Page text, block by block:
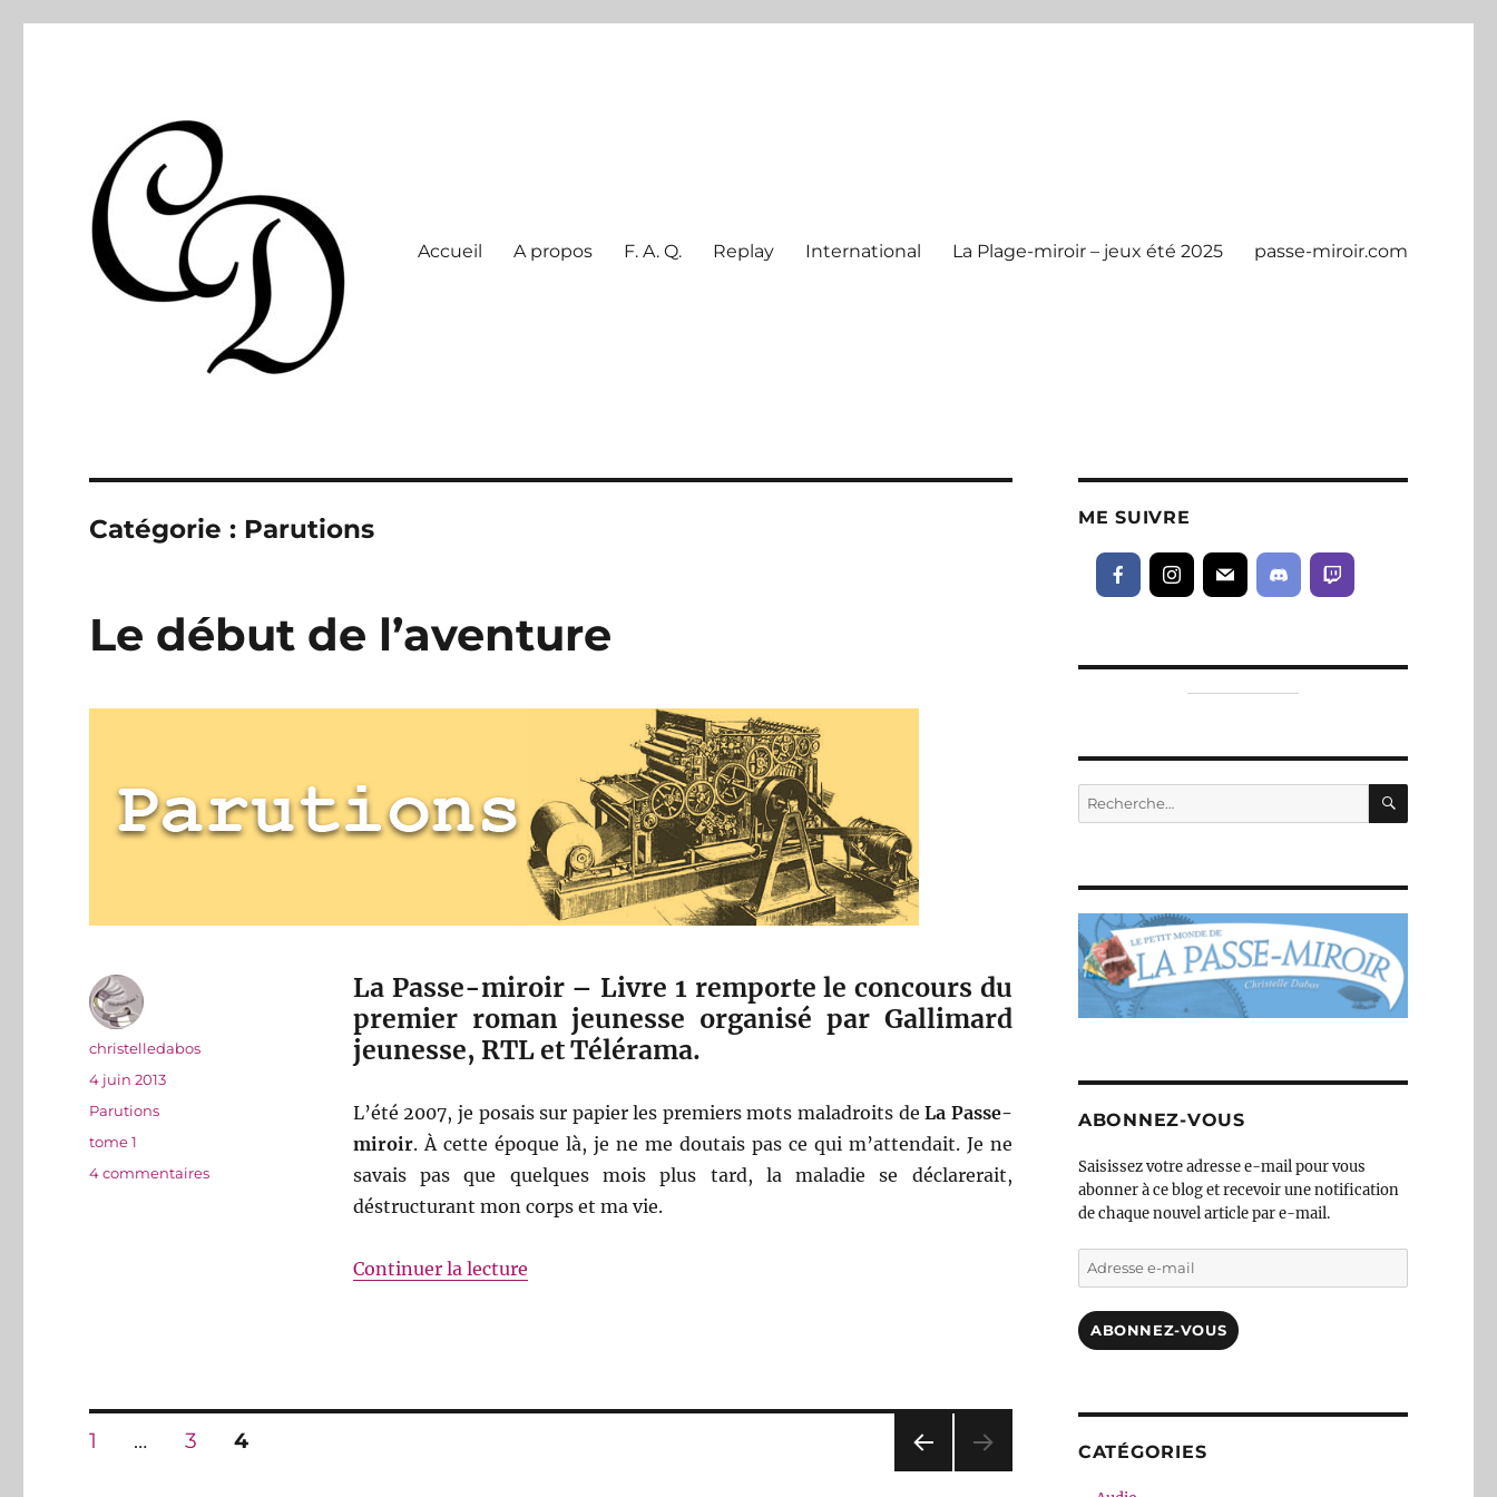
Accueil A propos F. A. Q. Replay International La Plage-miroir – jeux été 2025 passe-miroir.com
Catégorie : Parutions
Le début de l’aventure
La Passe-miroir – Livre 1 remporte le concours du
premier roman jeunesse organisé par Gallimard
jeunesse, RTL et Télérama.
L’été 2007, je posais sur papier les premiers mots maladroits deLa Passe-
miroir. À cette époque là, je ne me doutais pas ce qui m’attendait. Je ne
savais pas que quelques mois plus tard, la maladie se déclarerait,
déstructurant mon corps et ma vie.
Continuer la lecturede « Le début de l’aventure »
Auteur
christelledabos
Publié
4 juin 2013
Catégories
Parutions
Étiquettes
tome 1
4 commentairessur
Pagination
PAGE
1 … PAGE
3 PAGE
4
ME SUIVRE
Recherche
pour :
ABONNEZ-VOUS
Saisissez votre adresse e-mail pour vous
abonner à ce blog et recevoir une notification
de chaque nouvel article par e-mail.
Adresse
e-
ABONNEZ-VOUS
CATÉGORIES